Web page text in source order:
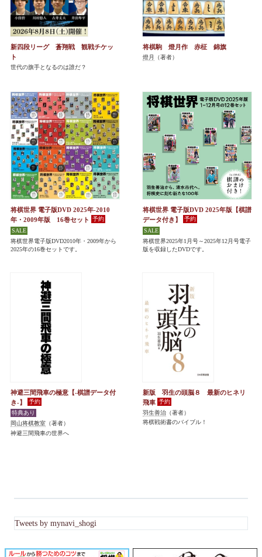
新四段リーグ 蒼翔戦 観戦チケッ
ト
世代の旗手となるのは誰だ？
将棋駒 燈月作 赤柾 錦旗
燈月 （著者）
将棋世界 電子版DVD 2025年-2010
年・2009年版 16巻セット
将棋世界電子版DVD2010年・2009年から
2025年の16巻セットです。
将棋世界 電子版DVD 2025年版【棋譜
データ付き】
将棋世界2025年1月号～2025年12月号電子
版を収録したDVDです。
神避三間飛車の極意【-棋譜データ付
き-】
岡山将棋教室 （著者）
神避三間飛車の世界へ
新版 羽生の頭脳８ 最新のヒネリ
飛車
羽生善治 （著者）
将棋戦術書のバイブル！
Tweets by mynavi_shogi